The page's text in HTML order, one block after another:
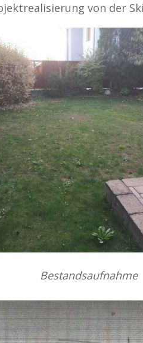
von der
Bestandsaufnahme